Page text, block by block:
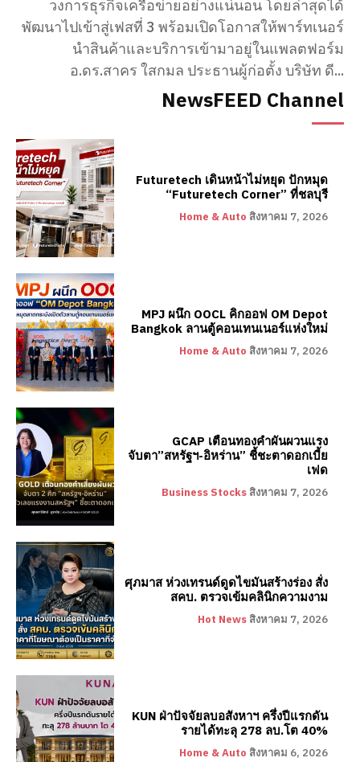
วงการธุรกิจเครือข่ายอย่างแน่นอน โดยล่าสุดได้
พัฒนาไปเข้าสู่เฟสที่ 3 พร้อมเปิดโอกาสให้พาร์ทเนอร์
นำสินค้าและบริการเข้ามาอยู่ในแพลตฟอร์ม
อ.ดร.สาคร ใสกมล ประธานผู้ก่อตั้ง บริษัท ดี...
NewsFEED Channel
Futuretech เดินหน้าไม่หยุด ปักหมุด
“Futuretech Corner” ที่ชลบุรี
Home & Auto สิงหาคม 7, 2026
MPJ ผนึก OOCL คิกออฟ OM Depot
Bangkok ลานตู้คอนเทนเนอร์แห่งใหม่
Home & Auto สิงหาคม 7, 2026
GCAP เตือนทองคำผันผวนแรง
จับตา”สหรัฐฯ-อิหร่าน” ชี้ชะตาดอกเบี้ย
เฟด
Business Stocks สิงหาคม 7, 2026
ศุภมาส ห่วงเทรนด์ดูดไขมันสร้างร่อง สั่ง
สคบ. ตรวจเข้มคลินิกความงาม
Hot News สิงหาคม 7, 2026
KUN ฝ่าปัจจัยลบอสังหาฯ ครึ่งปีแรกดัน
รายได้ทะลุ 278 ลบ.โต 40%
Home & Auto สิงหาคม 6, 2026